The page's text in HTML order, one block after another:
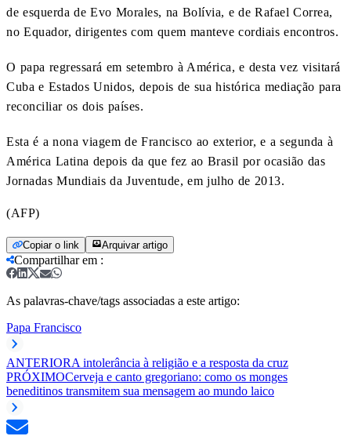
de esquerda de Evo Morales, na Bolívia, e de Rafael Correa,
no Equador, dirigentes com quem manteve cordiais encontros.
O papa regressará em setembro à América, e desta vez visitará
Cuba e Estados Unidos, depois de sua histórica mediação para
reconciliar os dois países.
Esta é a nona viagem de Francisco ao exterior, e a segunda à
América Latina depois da que fez ao Brasil por ocasião das
Jornadas Mundiais da Juventude, em julho de 2013.
(AFP)
Copiar o link Arquivar artigo
Compartilhar em :
As palavras-chave/tags associadas a este artigo:
Papa Francisco
ANTERIORA intolerância à religião e a resposta da cruz
PRÓXIMOCerveja e canto gregoriano: como os monges
beneditinos transmitem sua mensagem ao mundo laico